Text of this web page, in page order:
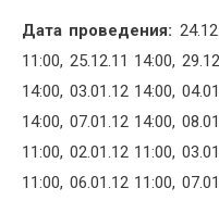
Дата проведения:
11:00, 25.12.11 14:00,
14:00, 03.01.12 14:00,
14:00, 07.01.12 14:00,
11:00, 02.01.12 11:00,
11:00, 06.01.12 11:00,